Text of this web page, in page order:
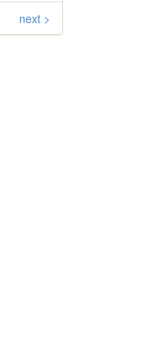
next >